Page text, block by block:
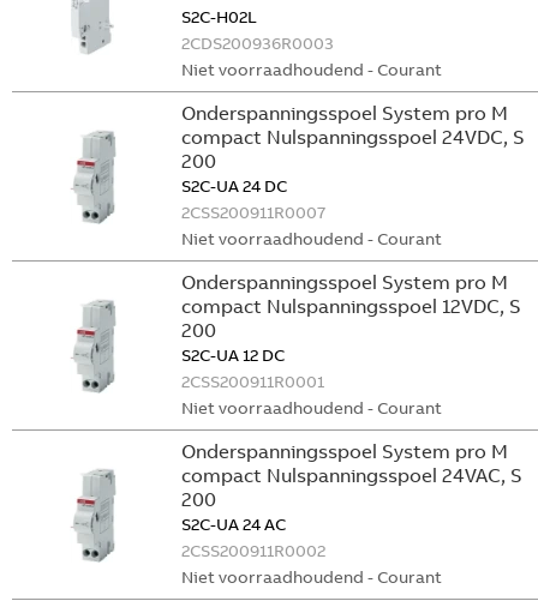
S2C-H02L
2CDS200936R0003
Niet voorraadhoudend - Courant
Onderspanningsspoel System pro M
compact Nulspanningsspoel 24VDC, S
200
S2C-UA 24 DC
2CSS200911R0007
Niet voorraadhoudend - Courant
Onderspanningsspoel System pro M
compact Nulspanningsspoel 12VDC, S
200
S2C-UA 12 DC
2CSS200911R0001
Niet voorraadhoudend - Courant
Onderspanningsspoel System pro M
compact Nulspanningsspoel 24VAC, S
200
S2C-UA 24 AC
2CSS200911R0002
Niet voorraadhoudend - Courant